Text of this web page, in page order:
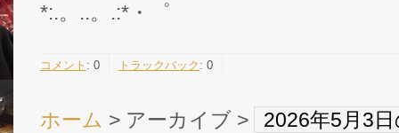
*:.。..。.:*・゜
コメント : 0 トラックバック : 0
ホーム > アーカイブ > 2026年5月3